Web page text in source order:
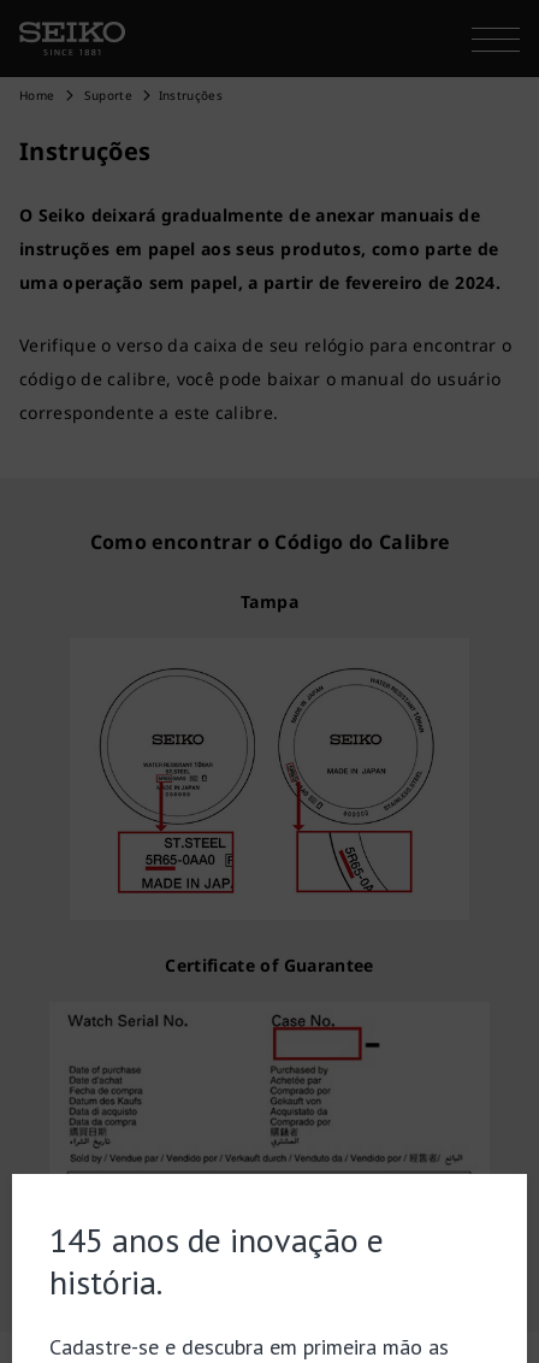
Home Suporte Instruções
Instruções
O Seiko deixará gradualmente de anexar manuais de
instruções em papel aos seus produtos, como parte de
uma operação sem papel, a partir de fevereiro de 2024.
Verifique o verso da caixa de seu relógio para encontrar o
código de calibre, você pode baixar o manual do usuário
correspondente a este calibre.
Como encontrar o Código do Calibre
Tampa
Certificate of Guarantee